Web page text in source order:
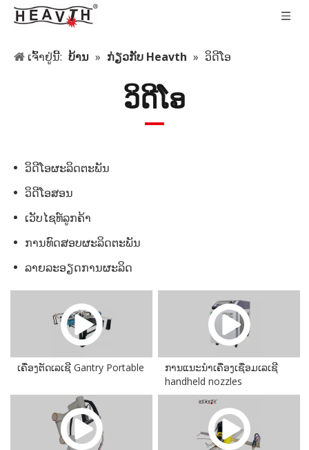
ເຈົ້າຢູ່ນີ້: ບ້ານ » ກ່ຽວກັບ Heavth » ວິດີໂອ
ວິດີໂອ
ວິດີໂອຜະລິດຕະພັນ
ວິດີໂອສອນ
ເວັບໄຊທ໌ລູກຄ້າ
ການທົດສອບຜະລິດຕະພັນ
ລາຍ​ລະ​ອຽດ​ການ​ຜະ​ລິດ​
ເຄື່ອງຕັດເລເຊີ Gantry Portable
ການແນະນໍາເຄື່ອງເຊື່ອມເລເຊີ
handheld nozzles